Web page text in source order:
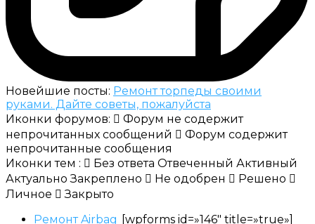
Новейшие посты: Ремонт торпеды своими
руками. Дайте советы, пожалуйста
Иконки форумов:
Форум не содержит
непрочитанных сообщений
Форум содержит
непрочитанные сообщения
Иконки тем :
Без ответа Отвеченный Активный
Актуально Закреплено Не одобрен
Решено
Личное
Закрыто
Ремонт Airbag [wpforms id=»146″ title=»true»]